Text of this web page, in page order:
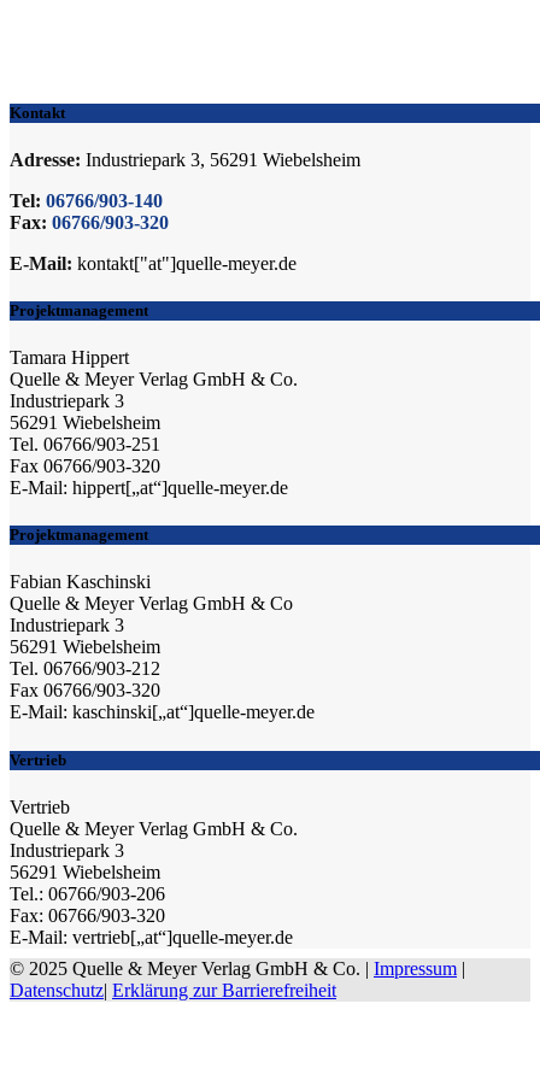
Kontakt
Adresse: Industriepark 3, 56291 Wiebelsheim
Tel: 06766/903-140
Fax: 06766/903-320
E-Mail: kontakt["at"]quelle-meyer.de
Projektmanagement
Tamara Hippert
Quelle & Meyer Verlag GmbH & Co.
Industriepark 3
56291 Wiebelsheim
Tel. 06766/903-251
Fax 06766/903-320
E-Mail: hippert[„at“]quelle-meyer.de
Projektmanagement
Fabian Kaschinski
Quelle & Meyer Verlag GmbH & Co
Industriepark 3
56291 Wiebelsheim
Tel. 06766/903-212
Fax 06766/903-320
E-Mail: kaschinski[„at“]quelle-meyer.de
Vertrieb
Vertrieb
Quelle & Meyer Verlag GmbH & Co.
Industriepark 3
56291 Wiebelsheim
Tel.: 06766/903-206
Fax: 06766/903-320
E-Mail: vertrieb[„at“]quelle-meyer.de
© 2025 Quelle & Meyer Verlag GmbH & Co. | Impressum |
Datenschutz| Erklärung zur Barrierefreiheit